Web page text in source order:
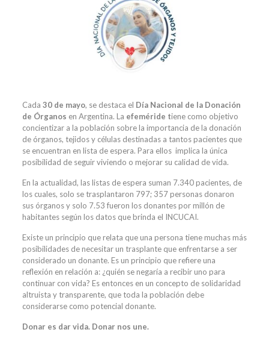
Cada 30 de mayo, se destaca el Día Nacional de la Donación
de Órganos en Argentina. La efeméride tiene como objetivo
concientizar a la población sobre la importancia de la donación
de órganos, tejidos y células destinadas a tantos pacientes que
se encuentran en lista de espera. Para ellos implica la única
posibilidad de seguir viviendo o mejorar su calidad de vida.
En la actualidad, las listas de espera suman 7.340 pacientes, de
los cuales, solo se trasplantaron 797; 357 personas donaron
sus órganos y solo 7.53 fueron los donantes por millón de
habitantes según los datos que brinda el INCUCAI.
Existe un principio que relata que una persona tiene muchas más
posibilidades de necesitar un trasplante que enfrentarse a ser
considerado un donante. Es un principio que refiere una
reflexión en relación a: ¿quién se negaría a recibir uno para
continuar con vida? Es entonces en un concepto de solidaridad
altruista y transparente, que toda la población debe
considerarse como potencial donante.
Donar es dar vida. Donar nos une.